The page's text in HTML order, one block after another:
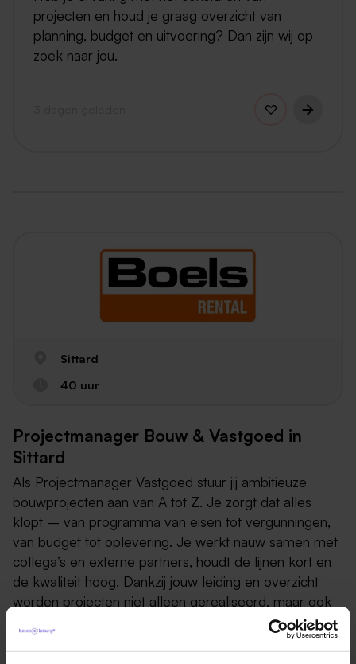
projecten en houd je graag overzicht van
planning, budget en uitvoering? Dan zijn wij op
zoek naar jou.
Sittard
40 uur
Projectmanager Bouw & Vastgoed in
Sittard
Als Projectmanager Vastgoed stuur jij ambitieuze
bouwprojecten aan van A tot Z. Je zorgt dat alles
klopt – van programma van eisen tot vergunningen,
van budget tot oplevering. Je werkt nauw samen met
collega’s en externe partners, houdt de lijnen kort en
de kwaliteit hoog. Dankzij jouw leiding en overzicht
worden projecten niet alleen gerealiseerd, maar ook